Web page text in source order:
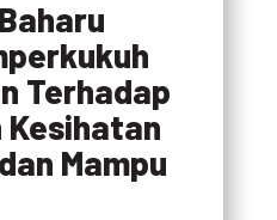
Terhadap
Kesihatan
Mampu